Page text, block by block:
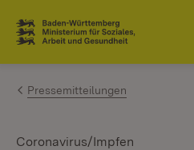
Zum Inhalt springen
Link zur Startseite
Pressemitteilungen
Coronavirus/Impfen